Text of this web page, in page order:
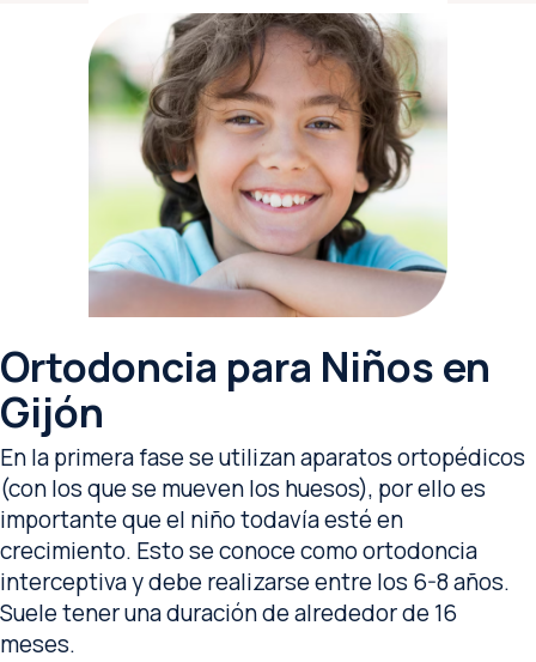
Ortodoncia para Niños en
Gijón
En la primera fase se utilizan aparatos ortopédicos
(con los que se mueven los huesos), por ello es
importante que el niño todavía esté en
crecimiento. Esto se conoce como ortodoncia
interceptiva y debe realizarse entre los 6-8 años.
Suele tener una duración de alrededor de 16
meses.